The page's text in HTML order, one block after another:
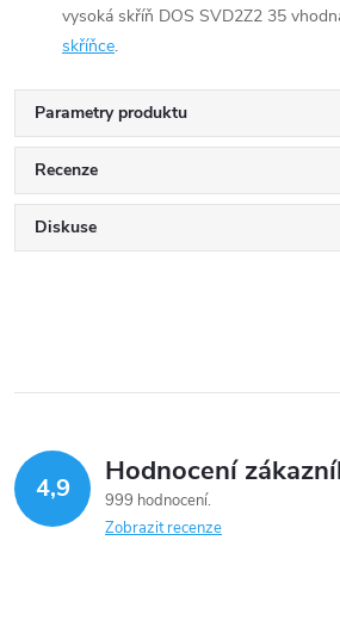
vysoká skříň DOS SVD2Z2 35
skříňce.
Parametry produktu
Recenze
Diskuse
4,9 Hodnocení
999 hodnocení
Zobrazit recenze